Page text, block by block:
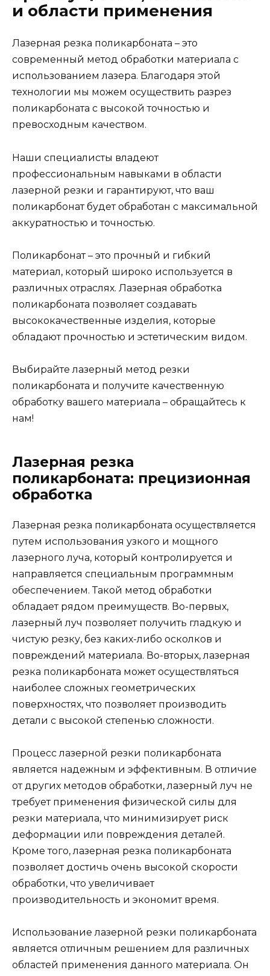
и области применения
Лазерная резка поликарбоната – это
современный метод обработки материала с
использованием лазера. Благодаря этой
технологии мы можем осуществить разрез
поликарбоната с высокой точностью и
превосходным качеством.
Наши специалисты владеют
профессиональным навыками в области
лазерной резки и гарантируют, что ваш
поликарбонат будет обработан с максимальной
аккуратностью и точностью.
Поликарбонат – это прочный и гибкий
материал, который широко используется в
различных отраслях. Лазерная обработка
поликарбоната позволяет создавать
высококачественные изделия, которые
обладают прочностью и эстетическим видом.
Выбирайте лазерный метод резки
поликарбоната и получите качественную
обработку вашего материала – обращайтесь к
нам!
Лазерная резка
поликарбоната: прецизионная
обработка
Лазерная резка поликарбоната осуществляется
путем использования узкого и мощного
лазерного луча, который контролируется и
направляется специальным программным
обеспечением. Такой метод обработки
обладает рядом преимуществ. Во-первых,
лазерный луч позволяет получить гладкую и
чистую резку, без каких-либо осколков и
повреждений материала. Во-вторых, лазерная
резка поликарбоната может осуществляться
наиболее сложных геометрических
поверхностях, что позволяет производить
детали с высокой степенью сложности.
Процесс лазерной резки поликарбоната
является надежным и эффективным. В отличие
от других методов обработки, лазерный луч не
требует применения физической силы для
резки материала, что минимизирует риск
деформации или повреждения деталей.
Кроме того, лазерная резка поликарбоната
позволяет достичь очень высокой скорости
обработки, что увеличивает
производительность и экономит время.
Использование лазерной резки поликарбоната
является отличным решением для различных
областей применения данного материала. Он